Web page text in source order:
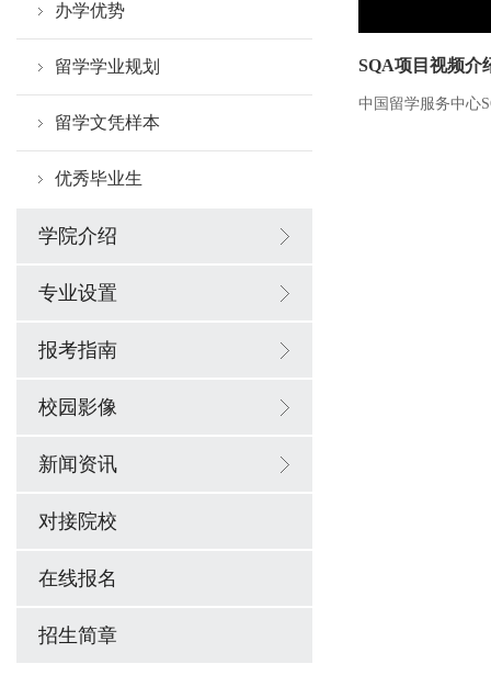
办学优势
留学学业规划
留学文凭样本
优秀毕业生
学院介绍
专业设置
报考指南
校园影像
新闻资讯
对接院校
在线报名
招生简章
SQA项目视频介
中国留学服务中心